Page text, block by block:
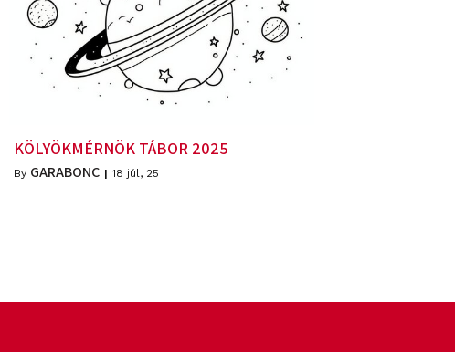
KÖLYÖKMÉRNÖK TÁBOR 2025
By GARABONC | 18 júl, 25